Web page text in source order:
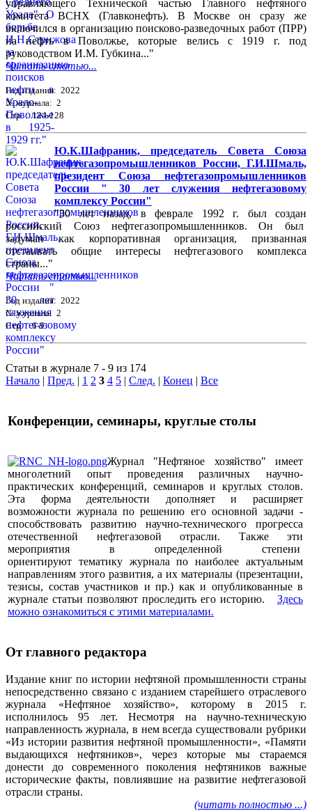
управляющего Технической частью Главного нефтяного
комитета ВСНХ (Главконефть). В Москве он сразу же
включился в организацию поисково-разведочных работ (ПРР)
на нефть в Поволжье, которые велись с 1919 г. под
руководством И.М. Губкина..."
Читать статью...
Год издания: 2022
№ журнала: 2
Стр. : 124-128
Ю.К.Шафраник, председатель Совета Союза
нефтегазопромышленников России, Г.И.Шмаль,
президент Союза нефтегазопромышленников
России " 30 лет служения нефтегазовому
комплексу России"
"30 лет назад, в феврале 1992 г. был создан
российский Союз нефтегазопромышленников. Он был
задуман как корпоративная организация, призванная
отстаивать общие интересы нефтегазового комплекса
страны..."
Читать статью...
Год издания: 2022
№ журнала: 2
Стр. : 6-9
Статьи в журнале 7 - 9 из 174
Начало | Пред. | 1 2 3 4 5 | След. | Конец | Все
Конференции, семинары, круглые столы
Журнал "Нефтяное хозяйство" имеет
многолетний опыт проведения различных научно-
практических конференций, семинаров и круглых столов.
Эта форма деятельности дополняет и расширяет
возможности журнала по решению его основной задачи -
способствовать развитию научно-технического прогресса
отечественной нефтегазовой отрасли. Также эти
мероприятия в определенной степени
ориентируют тематику журнала по наиболее актуальным
направлениям этого развития, а их материалы (презентации,
тезисы, состав участников и пр.) как и опубликованные в
журнале статьи позволяют проследить его историю. Здесь
можно ознакомиться с этими материалами.
От главного редактора
Издание книг по истории нефтяной промышленности страны
непосредственно связано с изданием старейшего отраслевого
журнала «Нефтяное хозяйство», которому в 2015 г.
исполнилось 95 лет. Несмотря на научно-техническую
направленность журнала, в нем всегда существовали рубрики
«Из истории развития нефтяной промышленности», «Памяти
выдающихся нефтяников», через которые мы стараемся
донести до современного поколения нефтяников важные
исторические факты, повлиявшие на развитие нефтегазовой
отрасли страны.
(читать полностью ...)